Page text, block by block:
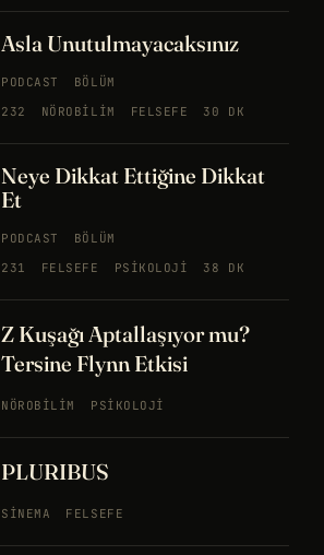
Asla Unutulmayacaksınız
PODCAST
BÖLÜM
232
NÖROBILIM FELSEFE 30 DK
Neye Dikkat Ettiğine Dikkat
Et
PODCAST
BÖLÜM
231
FELSEFE PSIKOLOJI 38 DK
Z Kuşağı Aptallaşıyor mu?
Tersine Flynn Etkisi
NÖROBILIM PSIKOLOJI
PLURIBUS
SINEMA FELSEFE